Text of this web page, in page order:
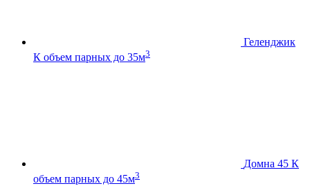
Геленджик
К объем парных до 35м3
Домна 45 К
объем парных до 45м3